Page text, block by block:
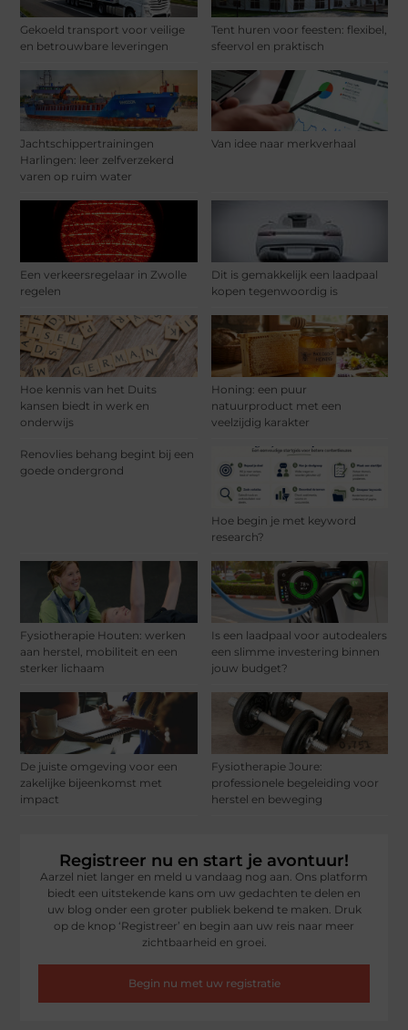
Gekoeld transport voor veilige
en betrouwbare leveringen
Tent huren voor feesten: flexibel,
sfeervol en praktisch
Jachtschippertrainingen
Harlingen: leer zelfverzekerd
varen op ruim water
Van idee naar merkverhaal
Een verkeersregelaar in Zwolle
regelen
Dit is gemakkelijk een laadpaal
kopen tegenwoordig is
Hoe kennis van het Duits
kansen biedt in werk en
onderwijs
Honing: een puur
natuurproduct met een
veelzijdig karakter
Renovlies behang begint bij een
goede ondergrond
Hoe begin je met keyword
research?
Fysiotherapie Houten: werken
aan herstel, mobiliteit en een
sterker lichaam
Is een laadpaal voor autodealers
een slimme investering binnen
jouw budget?
De juiste omgeving voor een
zakelijke bijeenkomst met
impact
Fysiotherapie Joure:
professionele begeleiding voor
herstel en beweging
Registreer nu en start je avontuur!
Aarzel niet langer en meld u vandaag nog aan. Ons platform
biedt een uitstekende kans om uw gedachten te delen en
uw blog onder een groter publiek bekend te maken. Druk
op de knop ‘Registreer’ en begin aan uw reis naar meer
zichtbaarheid en groei.
Begin nu met uw registratie